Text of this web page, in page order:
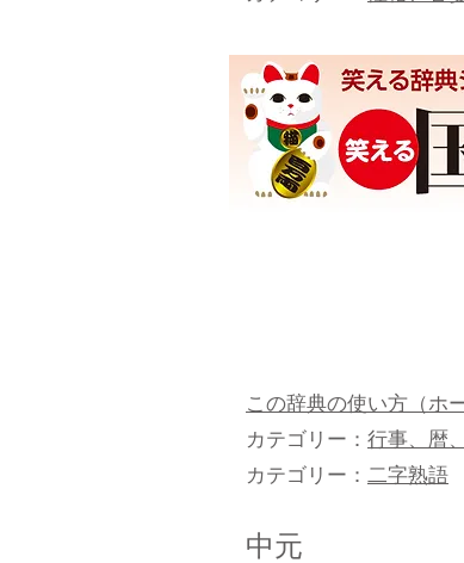
この辞典の使い方（ホ
カテゴリー： 行事、暦
カテゴリー： 二字熟語
中元